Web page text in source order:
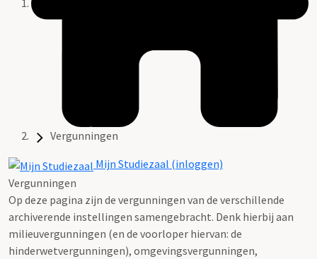
Vergunningen
Mijn Studiezaal (inloggen)
Vergunningen
Op deze pagina zijn de vergunningen van de verschillende
archiverende instellingen samengebracht. Denk hierbij aan
milieuvergunningen (en de voorloper hiervan: de
hinderwetvergunningen), omgevingsvergunningen,